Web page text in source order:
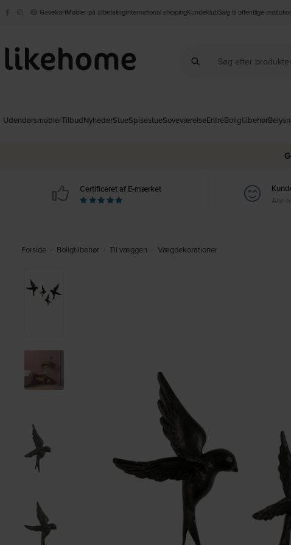
GavekortMøbler på afbetalingInternational shippingKundeklubSalg til offentlige
UdendørsmøblerTilbudNyhederStueSpisestueSoveværelseEntréBoligtilbehør
Certificeret af E-mærket
Alle
Forside Boligtilbehør Til væggen Vægdekorationer